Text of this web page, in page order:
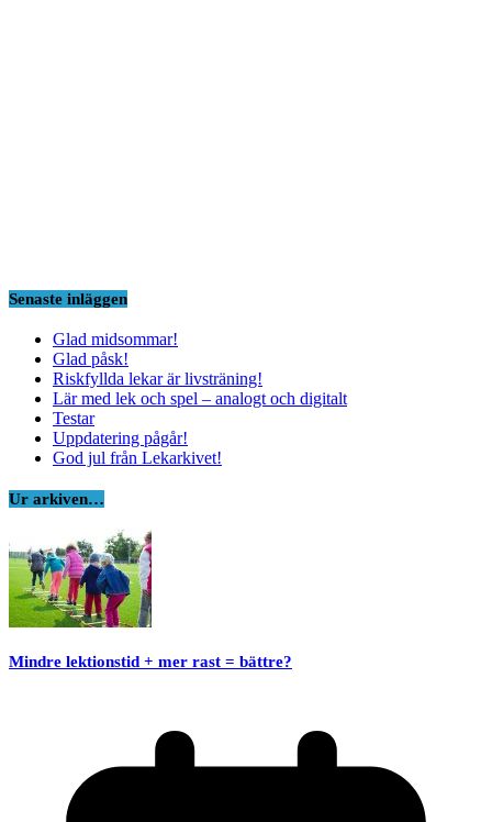
Senaste inläggen
Glad midsommar!
Glad påsk!
Riskfyllda lekar är livsträning!
Lär med lek och spel – analogt och digitalt
Testar
Uppdatering pågår!
God jul från Lekarkivet!
Ur arkiven…
Mindre lektionstid + mer rast = bättre?